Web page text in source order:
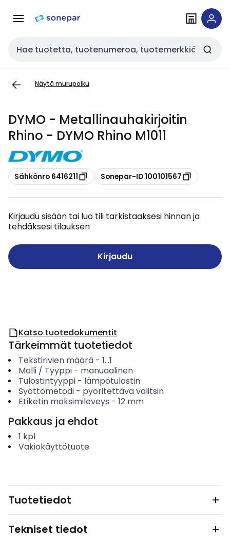
navigointiinsisältöön
Haku
Näytä murupolku
DYMO - Metallinauhakirjoitin
Rhino - DYMO Rhino M1011
Kopioi
Sähkönro 6416211 Kopioi
Sonepar-ID 100101567
Kirjaudu sisään tai luo tili tarkistaaksesi hinnan ja
tehdäksesi tilauksen
Kirjaudu
Katso tuotedokumentit
Tärkeimmät tuotetiedot
Tekstirivien määrä- 1...1
Malli / Tyyppi- manuaalinen
Tulostintyyppi- lämpötulostin
Syöttömetodi- pyöritettävä valitsin
Etiketin maksimileveys - 12 mm
Pakkaus ja ehdot
1 kpl
Vakiokäyttötuote
Tuotetiedot
Tekniset tiedot